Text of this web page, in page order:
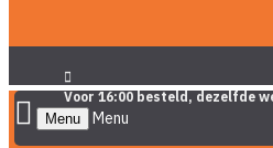
Voor 16:00 besteld, dezelfde
Menu